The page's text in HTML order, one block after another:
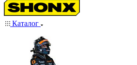
Каталог